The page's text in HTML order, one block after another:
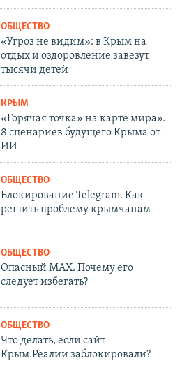
ОБЩЕСТВО
«Угроз не видим»: в Крым на
отдых и оздоровление завезут
тысячи детей
КРЫМ
«Горячая точка» на карте мира».
8 сценариев будущего Крыма от
ИИ
ОБЩЕСТВО
Блокирование Telegram. Как
решить проблему крымчанам
ОБЩЕСТВО
Опасный MAX. Почему его
следует избегать?
ОБЩЕСТВО
Что делать, если сайт
Крым.Реалии заблокировали?